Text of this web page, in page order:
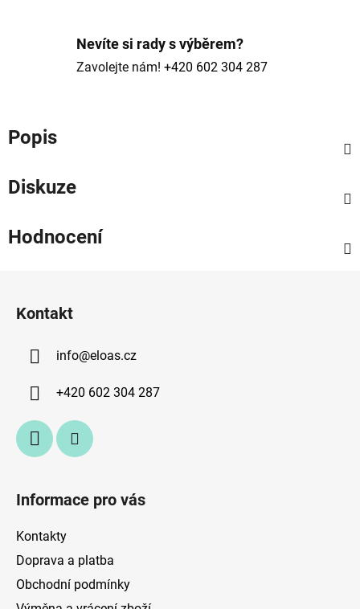
Nevíte si rady s výběrem?
Zavolejte nám! +420 602 304 287
Popis
Diskuze
Hodnocení
Kontakt
info@eloas.cz
+420 602 304 287
Informace pro vás
Kontakty
Doprava a platba
Obchodní podmínky